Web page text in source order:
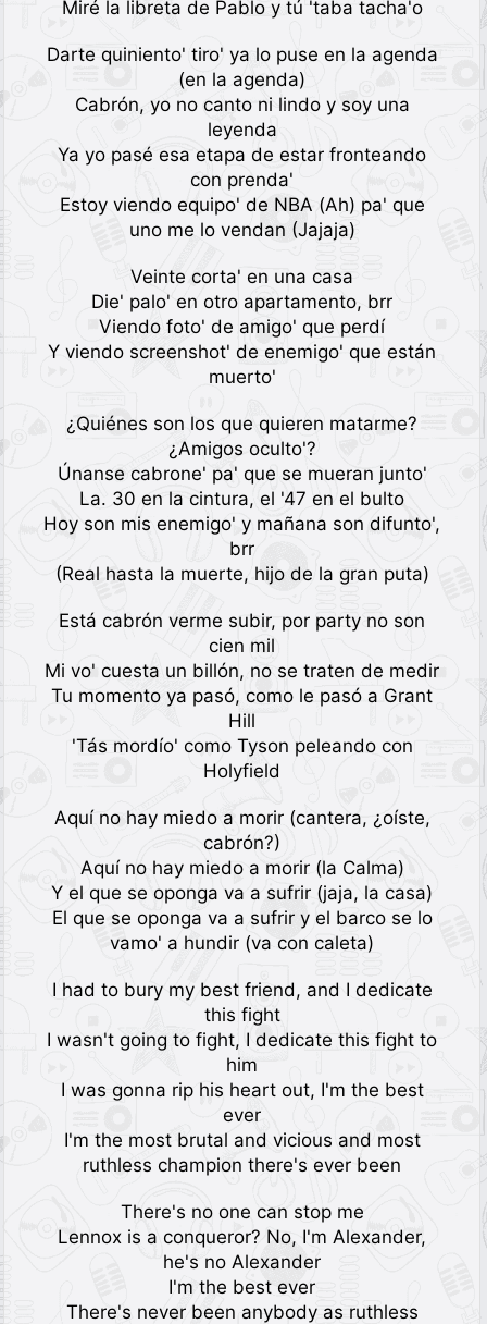
Miré la libreta de Pablo y tú 'taba tacha'o
Darte quiniento' tiro' ya lo puse en la agenda
(en la agenda)
Cabrón, yo no canto ni lindo y soy una
leyenda
Ya yo pasé esa etapa de estar fronteando
con prenda'
Estoy viendo equipo' de NBA (Ah) pa' que
uno me lo vendan (Jajaja)
Veinte corta' en una casa
Die' palo' en otro apartamento, brr
Viendo foto' de amigo' que perdí
Y viendo screenshot' de enemigo' que están
muerto'
¿Quiénes son los que quieren matarme?
¿Amigos oculto'?
Únanse cabrone' pa' que se mueran junto'
La. 30 en la cintura, el '47 en el bulto
Hoy son mis enemigo' y mañana son difunto',
brr
(Real hasta la muerte, hijo de la gran puta)
Está cabrón verme subir, por party no son
cien mil
Mi vo' cuesta un billón, no se traten de medir
Tu momento ya pasó, como le pasó a Grant
Hill
'Tás mordío' como Tyson peleando con
Holyfield
Aquí no hay miedo a morir (cantera, ¿oíste,
cabrón?)
Aquí no hay miedo a morir (la Calma)
Y el que se oponga va a sufrir (jaja, la casa)
El que se oponga va a sufrir y el barco se lo
vamo' a hundir (va con caleta)
I had to bury my best friend, and I dedicate
this fight
I wasn't going to fight, I dedicate this fight to
him
I was gonna rip his heart out, I'm the best
ever
I'm the most brutal and vicious and most
ruthless champion there's ever been
There's no one can stop me
Lennox is a conqueror? No, I'm Alexander,
he's no Alexander
I'm the best ever
There's never been anybody as ruthless